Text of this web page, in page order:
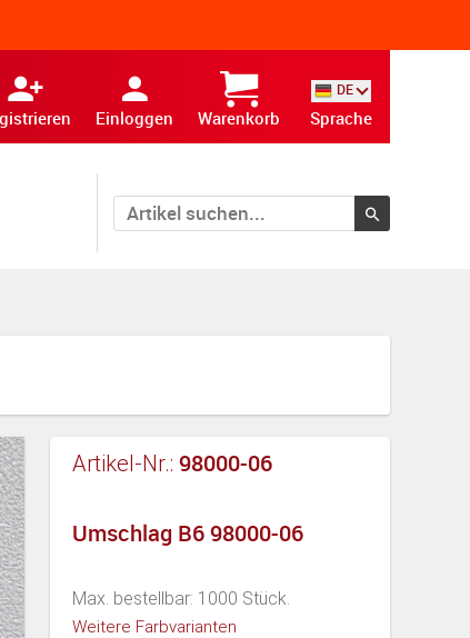
Einloggen Warenkorb
DE
Sprache
Artikel-Nr.: 98000-06
Umschlag B6 98000-06
Max. bestellbar: 1000 Stück.
Weitere Farbvarianten